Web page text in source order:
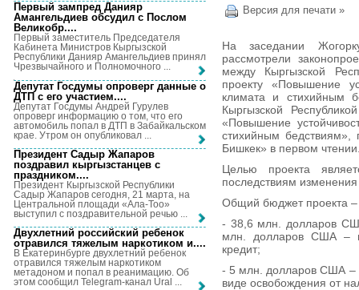
Версия для печати »
На заседании
рассмотрели
между Кыргызской
проекту «Повышение
климата и стихийным
Кыргызской
«Повышение
стихийным бедствиям»,
Бишкек» в первом
Целью проекта
последствиям
Общий бюджет проекта
- 38,6 млн. долларов
млн. долларов США –
кредит;
- 5 млн. долларов США –
виде освобождения от
Первый зампред Данияр
Амангельдиев обсудил с Послом
Великобр....
Первый заместитель Председателя
Кабинета Министров Кыргызской
Республики Данияр Амангельдиев принял
Чрезвычайного и Полномочного ...
Депутат Госдумы опроверг данные о
ДТП с его участием....
Депутат Госдумы Андрей Гурулев
опроверг информацию о том, что его
автомобиль попал в ДТП в Забайкальском
крае. Утром он опубликовал ...
Президент Садыр Жапаров
поздравил кыргызстанцев с
праздником....
Президент Кыргызской Республики
Садыр Жапаров сегодня, 21 марта, на
Центральной площади «Ала-Тоо»
выступил с поздравительной речью ...
Двухлетний российский ребенок
отравился тяжелым наркотиком и....
В Екатеринбурге двухлетний ребенок
отравился тяжелым наркотиком
метадоном и попал в реанимацию. Об
этом сообщил Telegram-канал Ural ...